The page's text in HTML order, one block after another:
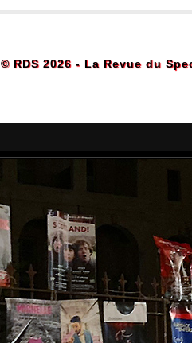
© RDS 2026 - La Revue du